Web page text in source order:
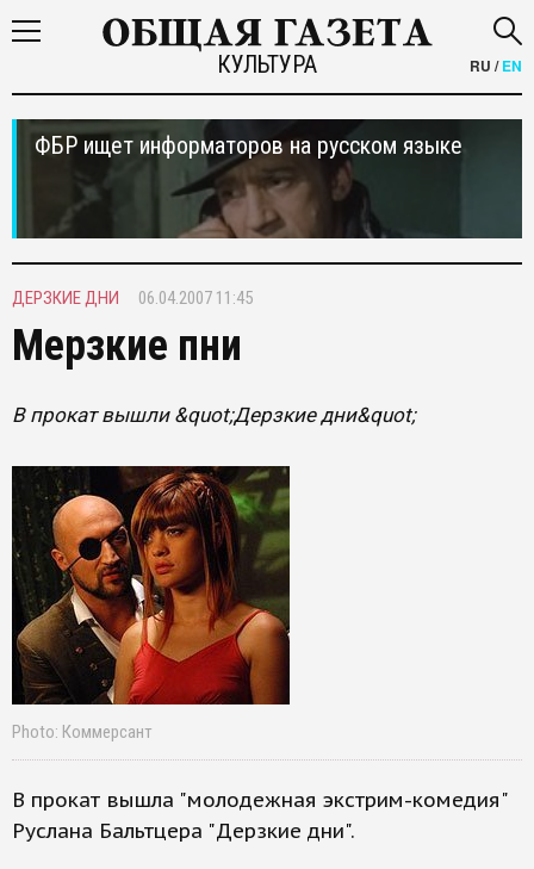
КУЛЬТУРА RU /EN
ФБР ищет информаторов на русском языке
ДЕРЗКИЕ ДНИ 06.04.2007 11:45
Мерзкие пни
В прокат вышли &quot;Дерзкие дни&quot;
Photo: Коммерсант
В прокат вышла "молодежная экстрим-комедия"
Руслана Бальтцера "Дерзкие дни".